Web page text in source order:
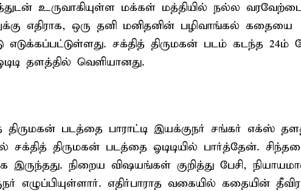
உருவாகியுள்ள மக்கள் மத்தியில் நல்ல
எதிராக, ஒரு தனி மனிதனின் பழிவாங்கல் கதையை
சக்தித் திருமகன் படம் கடந்த 24ம்
தளத்தில் வெளியானது.
திருமகன் படத்தை பாராட்டி இயக்குநர் சங்கர் எக்ஸ்
சக்தித் திருமகன் படத்தை ஓடிடியில் பார்த்தேன்.
இருந்தது. நிறைய விஷயங்கள் குறித்து பேசி,
எழுப்பியுள்ளார். எதிர்பாராத வகையில் கதையின்